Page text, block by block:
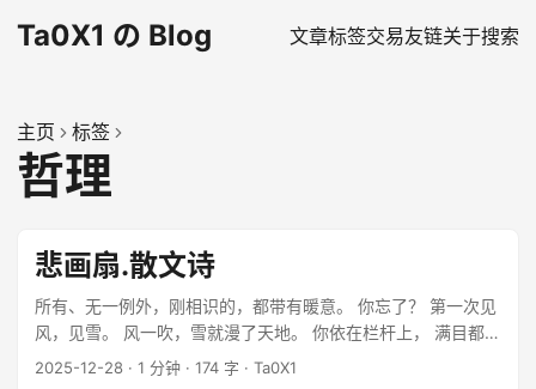
Ta0X1 の Blog 文章标签交易友链关于搜索
主页 标签
哲理
悲画扇.散文诗
所有、无一例外，刚相识的，都带有暖意。 你忘了？ 第一次见
风，见雪。 风一吹，雪就漫了天地。 你依在栏杆上， 满目都是
白，风一吹，酒就醒了。 你说，风有心气、雪怀情。 ...
2025-12-28 · 1 分钟 · 174 字 · Ta0X1